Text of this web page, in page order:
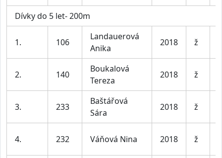
Dívky do 5 let- 200m
1. 106
Landauerová
Anika
2018 ž
2. 140
Boukalová
Tereza
2018 ž
3. 233
Baštářová
Sára
2018 ž
4. 232 Váňová Nina 2018 ž